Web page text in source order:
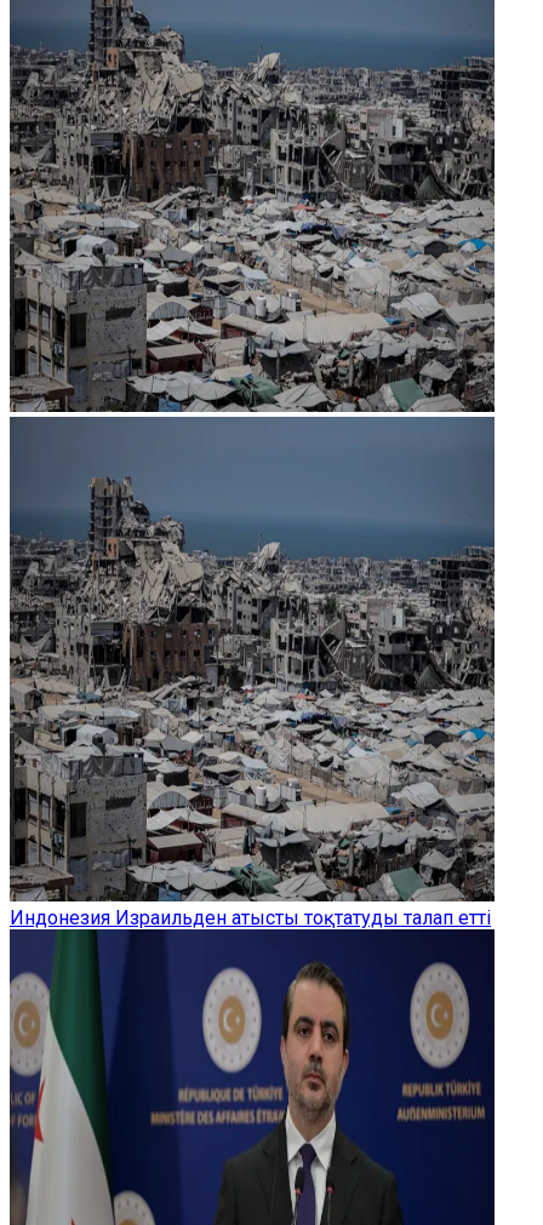
Индонезия Израильден атысты тоқтатуды талап етті